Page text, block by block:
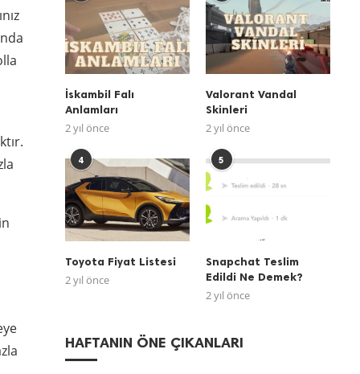
İskambil Falı
Anlamları
2 yıl önce
Valorant Vandal
Skinleri
2 yıl önce
4
Toyota Fiyat Listesi
2 yıl önce
5
Snapchat Teslim
Edildi Ne Demek?
2 yıl önce
HAFTANIN ÖNE ÇIKANLARI